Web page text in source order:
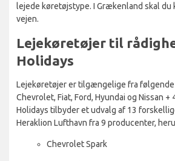
lejede køretøjstype. I Grækenland skal du
vejen.
Lejekøretøjer til
Holidays
Lejekøretøjer er tilgængelige fra
Chevrolet, Fiat, Ford, Hyundai og Nissan +
Holidays tilbyder et udvalg af 13
Heraklion Lufthavn fra 9 producenter,
Chevrolet Spark